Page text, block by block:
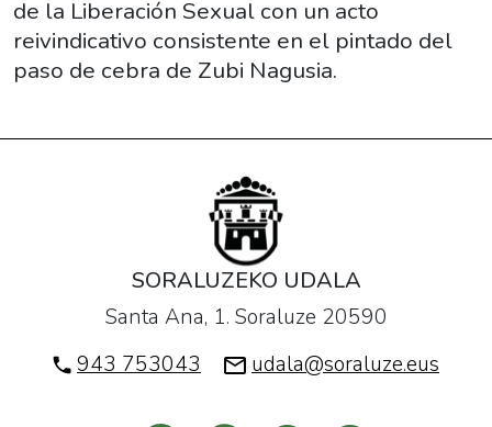
30T21:00:00+02:00
Comisión
Igualdad,
de la Liberación Sexual con un acto
reivindicativo consistente en el pintado del
paso de cebra de Zubi Nagusia.
SORALUZEKO UDALA
Santa Ana, 1. Soraluze 20590
943 753043
udala@soraluze.eus